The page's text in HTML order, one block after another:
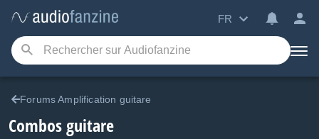
FR
Forums Amplification guitare
Combos guitare